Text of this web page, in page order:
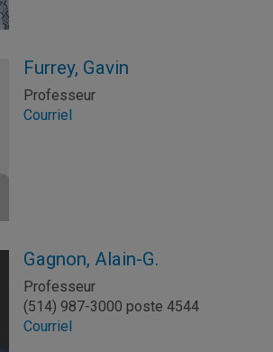
Furrey, Gavin
Professeur
Courriel
Gagnon, Alain-G.
Professeur
(514) 987-3000 poste 4544
Courriel